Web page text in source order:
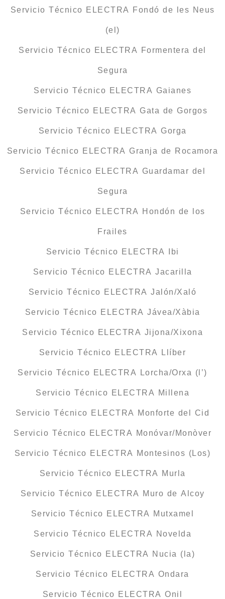
Servicio Técnico ELECTRA Fondó de les Neus
(el)
Servicio Técnico ELECTRA Formentera del
Segura
Servicio Técnico ELECTRA Gaianes
Servicio Técnico ELECTRA Gata de Gorgos
Servicio Técnico ELECTRA Gorga
Servicio Técnico ELECTRA Granja de Rocamora
Servicio Técnico ELECTRA Guardamar del
Segura
Servicio Técnico ELECTRA Hondón de los
Frailes
Servicio Técnico ELECTRA Ibi
Servicio Técnico ELECTRA Jacarilla
Servicio Técnico ELECTRA Jalón/Xaló
Servicio Técnico ELECTRA Jávea/Xàbia
Servicio Técnico ELECTRA Jijona/Xixona
Servicio Técnico ELECTRA Llíber
Servicio Técnico ELECTRA Lorcha/Orxa (l’)
Servicio Técnico ELECTRA Millena
Servicio Técnico ELECTRA Monforte del Cid
Servicio Técnico ELECTRA Monóvar/Monòver
Servicio Técnico ELECTRA Montesinos (Los)
Servicio Técnico ELECTRA Murla
Servicio Técnico ELECTRA Muro de Alcoy
Servicio Técnico ELECTRA Mutxamel
Servicio Técnico ELECTRA Novelda
Servicio Técnico ELECTRA Nucia (la)
Servicio Técnico ELECTRA Ondara
Servicio Técnico ELECTRA Onil